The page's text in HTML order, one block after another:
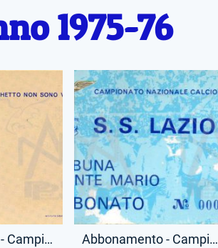
1975-76
Abbonamento - Campionato Serie A - Tribuna Tevere Numerata - (Retro) Abbonamento - Campionato Serie A - Tribuna Monte Mario - (Fronte)